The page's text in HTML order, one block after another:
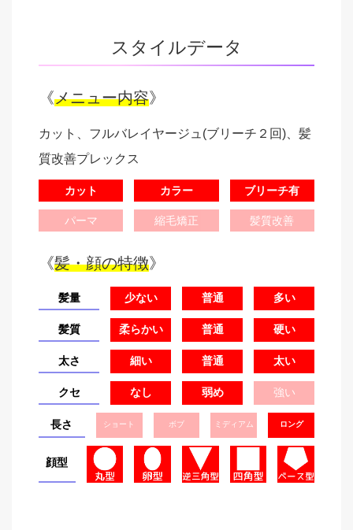
スタイルデータ
《メニュー内容》
カット、フルバレイヤージュ(ブリーチ２回)、髪
質改善プレックス
カット カラー ブリーチ有
パーマ 縮毛矯正 髪質改善
《髪・顔の特徴》
髪量 少ない 普通 多い
髪質 柔らかい 普通 硬い
太さ 細い 普通 太い
クセ なし 弱め 強い
長さ ショート ボブ ミディアム ロング
顔型